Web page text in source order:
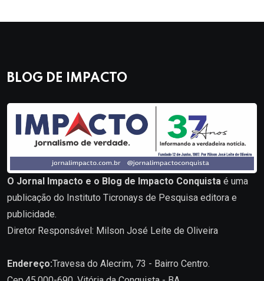
BLOG DE IMPACTO
O Jornal Impacto e o Blog de Impacto Conquista é uma
publicação do Instituto Ticronays de Pesquisa editora e
publicidade.
Diretor Responsável: Milson José Leite de Oliveira
Endereço:Travesa do Alecrim, 73 - Bairro Centro.